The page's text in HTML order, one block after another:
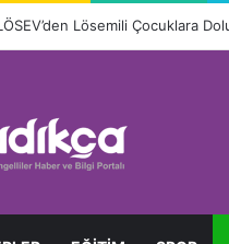
Engelli Bireyi Darbedip